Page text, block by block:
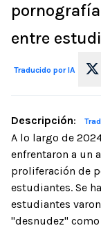
entre
Traducido por IA
Descripción:
A lo largo de
enfrentaron a un
proliferación de
estudiantes. Se
estudiantes
"desnudez"